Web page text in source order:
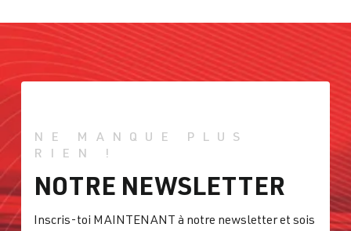
NE MANQUE PLUS
RIEN !
NOTRE NEWSLETTER
Inscris-toi MAINTENANT à notre newsletter et sois